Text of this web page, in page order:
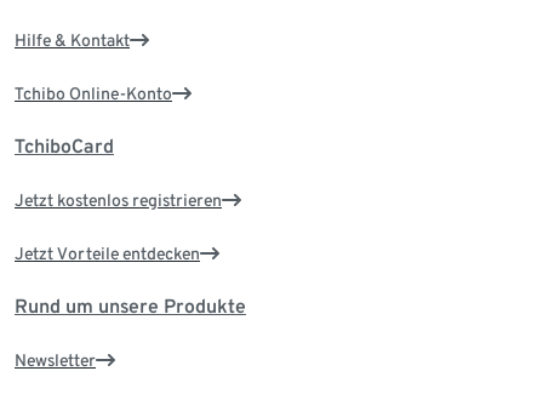
Hilfe & Kontakt
Tchibo Online-Konto
TchiboCard
Jetzt kostenlos registrieren
Jetzt Vorteile entdecken
Rund um unsere Produkte
Newsletter